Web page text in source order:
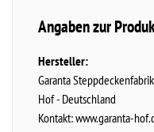
Angaben zur
Hersteller:
Garanta Steppdeckenfabrik
Hof Deutschland
Kontakt:www.garanta-